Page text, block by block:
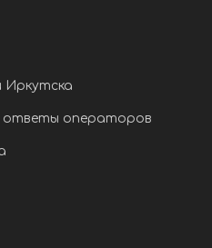
Иркутска
ответы операторов